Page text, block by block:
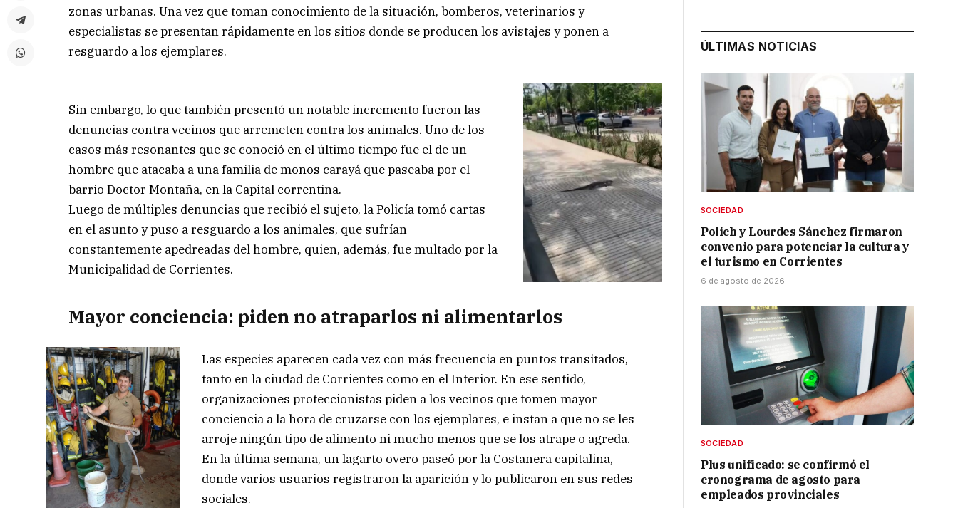
zonas urbanas. Una vez que toman conocimiento de la situación, bomberos, veterinarios y
especialistas se presentan rápidamente en los sitios donde se producen los avistajes y ponen a
resguardo a los ejemplares.
Sin embargo, lo que también presentó un notable incremento fueron las
denuncias contra vecinos que arremeten contra los animales. Uno de los
casos más resonantes que se conoció en el último tiempo fue el de un
hombre que atacaba a una familia de monos carayá que paseaba por el
barrio Doctor Montaña, en la Capital correntina.
Luego de múltiples denuncias que recibió el sujeto, la Policía tomó cartas
en el asunto y puso a resguardo a los animales, que sufrían
constantemente apedreadas del hombre, quien, además, fue multado por la
Municipalidad de Corrientes.
Mayor conciencia: piden no atraparlos ni alimentarlos
Las especies aparecen cada vez con más frecuencia en puntos transitados,
tanto en la ciudad de Corrientes como en el Interior. En ese sentido,
organizaciones proteccionistas piden a los vecinos que tomen mayor
conciencia a la hora de cruzarse con los ejemplares, e instan a que no se les
arroje ningún tipo de alimento ni mucho menos que se los atrape o agreda.
En la última semana, un lagarto overo paseó por la Costanera capitalina,
donde varios usuarios registraron la aparición y lo publicaron en sus redes
sociales.
ÚLTIMAS NOTICIAS
SOCIEDAD
Polich y Lourdes Sánchez firmaron
convenio para potenciar la cultura y
el turismo en Corrientes
6 de agosto de 2026
SOCIEDAD
Plus unificado: se confirmó el
cronograma de agosto para
empleados provinciales